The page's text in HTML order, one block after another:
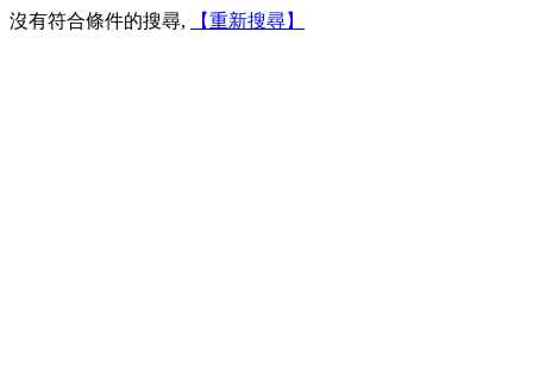
沒有符合條件的搜尋, 【重新搜尋】